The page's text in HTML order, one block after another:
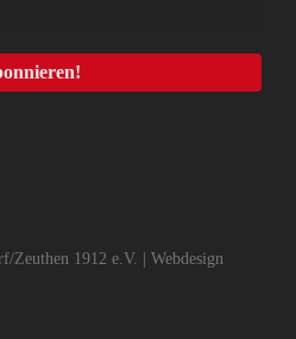
1912 e.V. | Webdesign